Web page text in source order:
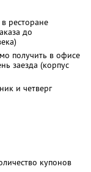
ресторане
до
получить в офисе
заезда (корпус
и четверг
купонов